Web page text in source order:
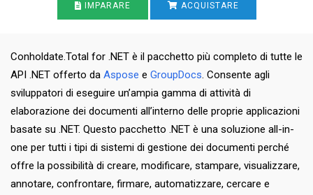
IMPARARE ACQUISTARE
Conholdate.Total for .NET è il pacchetto più completo di tutte le
API .NET offerto da Aspose e GroupDocs. Consente agli
sviluppatori di eseguire un’ampia gamma di attività di
elaborazione dei documenti all’interno delle proprie applicazioni
basate su .NET. Questo pacchetto .NET è una soluzione all-in-
one per tutti i tipi di sistemi di gestione dei documenti perché
offre la possibilità di creare, modificare, stampare, visualizzare,
annotare, confrontare, firmare, automatizzare, cercare e